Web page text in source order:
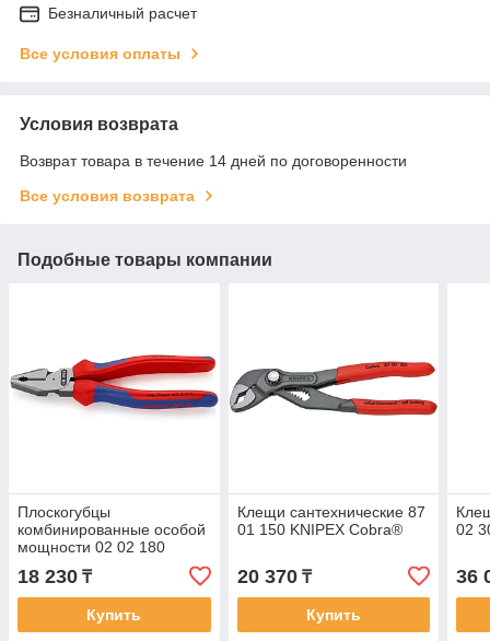
Безналичный расчет
Все условия оплаты
Условия возврата
Возврат товара в течение 14 дней по договоренности
Все условия возврата
Подобные товары компании
Плоскогубцы
комбинированные особой
мощности 02 02 180
18 230 ₸
Купить
Клещи сантехнические 87
01 150 KNIPEX Cobra®
20 370₸
Купить
02
36